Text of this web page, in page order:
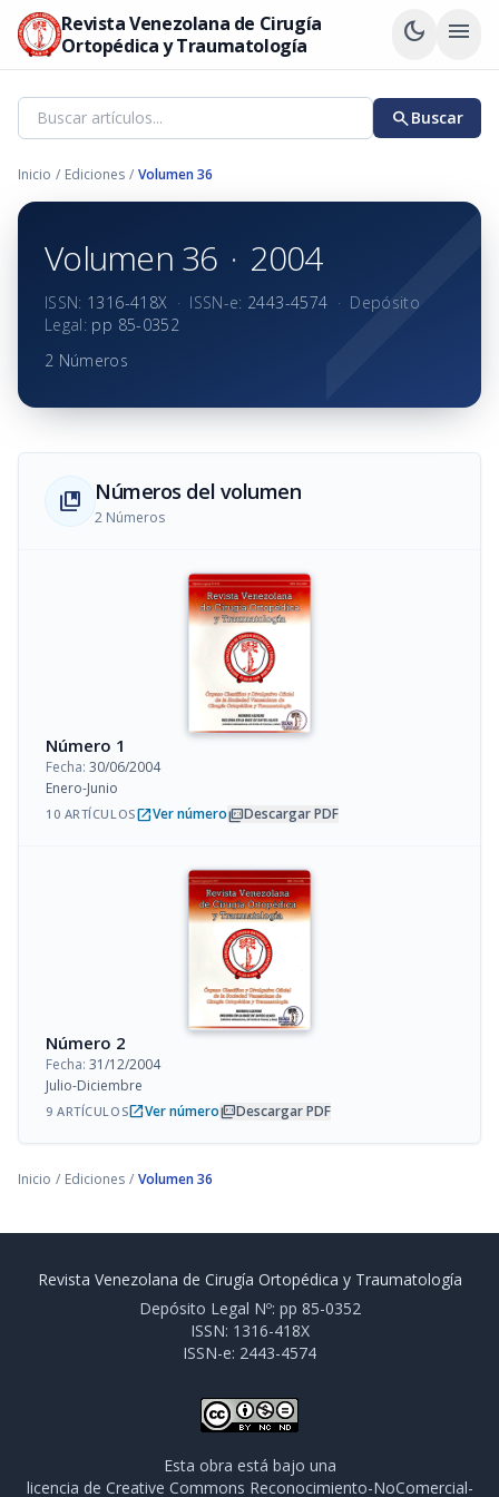
Revista Venezolana de Cirugía
Ortopédica y Traumatología
dark_mode menu
searchBuscar
Inicio / Ediciones / Volumen 36
Volumen 36 · 2004
ISSN: 1316-418X · ISSN-e: 2443-4574 · Depósito
Legal: pp 85-0352
2 Números
collections_bookmark Números del volumen
2 Números
Número 1
Fecha: 30/06/2004
Enero-Junio
10 ARTÍCULOSopen_in_newVer númeropicture_as_pdfDescargar PDF
Número 2
Fecha: 31/12/2004
Julio-Diciembre
9 ARTÍCULOSopen_in_newVer númeropicture_as_pdfDescargar PDF
Inicio / Ediciones / Volumen 36
Revista Venezolana de Cirugía Ortopédica y Traumatología
Depósito Legal Nº: pp 85-0352
ISSN: 1316-418X
ISSN-e: 2443-4574
Esta obra está bajo una
licencia de Creative Commons Reconocimiento-NoComercial-